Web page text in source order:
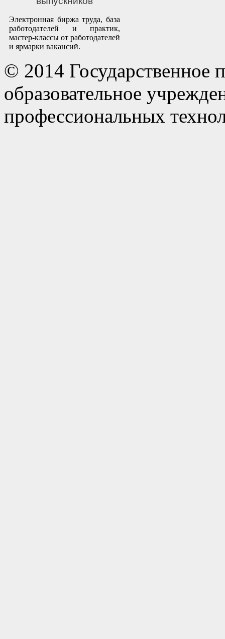
Электронная биржа труда, база
работодателей и практик,
мастер-классы от работодателей
и ярмарки вакансий.
© 2014 Государственное
образовательное
профессиональных